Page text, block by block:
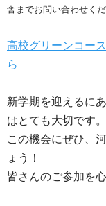
舎までお問い合わせくだ
高校グリーンコー
ら
新学期を迎えるに
はとても大切です。
この機会にぜひ、
ょう！
皆さんのご参加を